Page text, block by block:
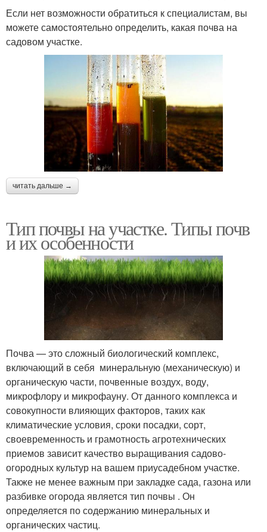
Если нет возможности обратиться к специалистам, вы
можете самостоятельно определить, какая почва на
садовом участке.
читать дальше →
Тип почвы на участке. Типы почв
и их особенности
Почва — это сложный биологический комплекс,
включающий в себя минеральную (механическую) и
органическую части, почвенные воздух, воду,
микрофлору и микрофауну. От данного комплекса и
совокупности влияющих факторов, таких как
климатические условия, сроки посадки, сорт,
своевременность и грамотность агротехнических
приемов зависит качество выращивания садово-
огородных культур на вашем приусадебном участке.
Также не менее важным при закладке сада, газона или
разбивке огорода является тип почвы . Он
определяется по содержанию минеральных и
органических частиц.